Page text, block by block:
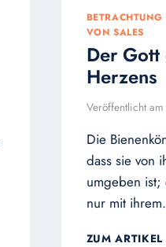
BETRACHTUNG
VON SALES
Der Gott
Herzens
Veröffentlicht am
Die
dass sie von
umgeben
nur mit
ZUM ARTIKEL